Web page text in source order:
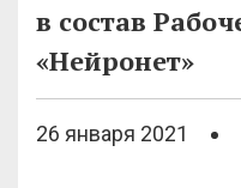
в состав
«Нейронет»
26 января 2021